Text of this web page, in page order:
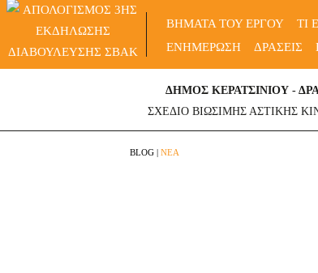
Skip
content
ΒΗΜΑΤΑ ΤΟΥ ΕΡΓΟΥ ΤΙ
ΕΝΗΜΕΡΩΣΗ
ΔΡΑΣΕΙΣ
ΔΗΜΟΣ ΚΕΡΑΤΣΙΝΙΟΥ -
ΣΧΕΔΙΟ ΒΙΩΣΙΜΗΣ ΑΣΤΙΚΗΣ
BLOG |ΝΕΑ